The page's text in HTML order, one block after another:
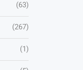
(63)
(267)
(1)